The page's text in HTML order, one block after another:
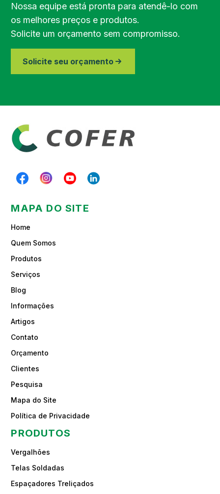
Região do Vale do Paraíba
Região de Piracicaba
Nossa equipe está pronta para atendê-lo com
os melhores preços e produtos.
Solicite um orçamento sem compromisso.
Solicite seu orçamento
MAPA DO SITE
Home
Quem Somos
Produtos
Serviços
Blog
Informações
Artigos
Contato
Orçamento
Clientes
Pesquisa
Mapa do Site
Política de Privacidade
PRODUTOS
Vergalhões
Telas Soldadas
Espaçadores Treliçados